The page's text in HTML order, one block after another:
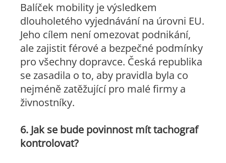
Balíček mobility je výsledkem
dlouholetého vyjednávání na úrovni EU.
Jeho cílem není omezovat podnikání,
ale zajistit férové a bezpečné podmínky
pro všechny dopravce. Česká republika
se zasadila o to, aby pravidla byla co
nejméně zatěžující pro malé firmy a
živnostníky.
6. Jak se bude povinnost mít tachograf
kontrolovat?